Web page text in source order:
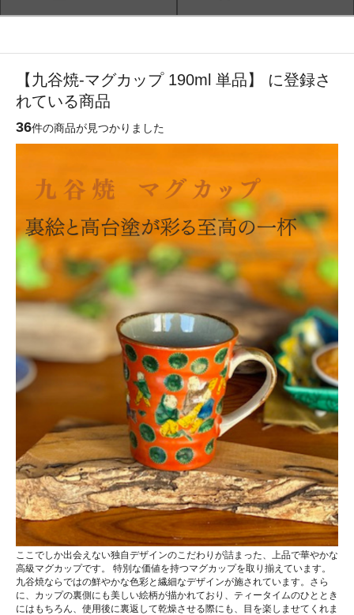
【九谷焼-マグカップ 190ml 単品】 に登録さ
れている商品
36件の商品が見つかりました
ここでしか出会えない独自デザインのこだわりが詰まった、上品で華やかな
高級マグカップです。 特別な価値を持つマグカップを取り揃えています。
九谷焼ならではの鮮やかな色彩と繊細なデザインが施されています。さら
に、カップの裏側にも美しい絵柄が描かれており、ティータイムのひととき
にはもちろん、使用後に裏返して乾燥させる際にも、目を楽しませてくれま